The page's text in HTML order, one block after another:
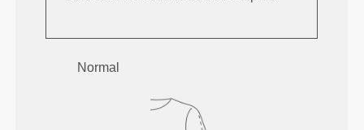
Normal